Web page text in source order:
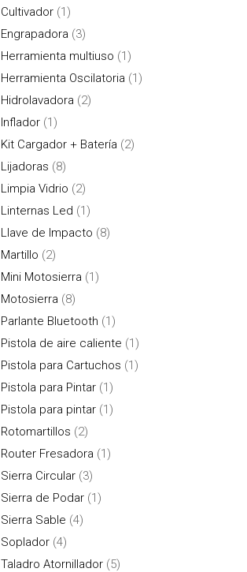
Cultivador (1)
Engrapadora (3)
Herramienta multiuso (1)
Herramienta Oscilatoria (1)
Hidrolavadora (2)
Inflador (1)
Kit Cargador + Batería (2)
Lijadoras (8)
Limpia Vidrio (2)
Linternas Led (1)
Llave de Impacto (8)
Martillo (2)
Mini Motosierra (1)
Motosierra (8)
Parlante Bluetooth (1)
Pistola de aire caliente (1)
Pistola para Cartuchos (1)
Pistola para Pintar (1)
Pistola para pintar (1)
Rotomartillos (2)
Router Fresadora (1)
Sierra Circular (3)
Sierra de Podar (1)
Sierra Sable (4)
Soplador (4)
Taladro Atornillador (5)